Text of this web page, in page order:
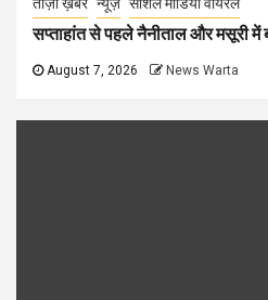
सप्ताहांत से पहले नैनीताल और मसूरी में
August 7, 2026 News Warta